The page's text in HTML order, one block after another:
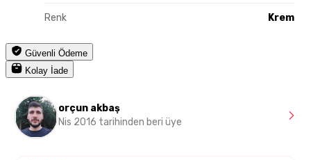
Renk Krem
Güvenli Ödeme
Kolay İade
orçun akbaş
Nis 2016 tarihinden beri üye